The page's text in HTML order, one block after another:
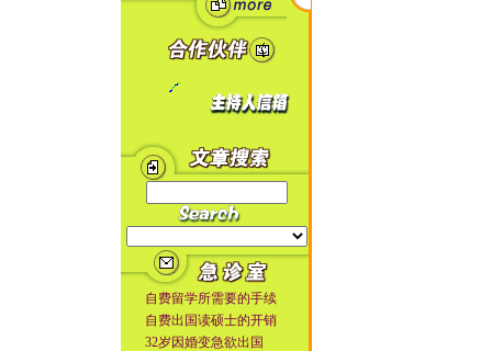
自费留学所需要的手续
自费出国读硕士的开销
32岁因婚变急欲出国